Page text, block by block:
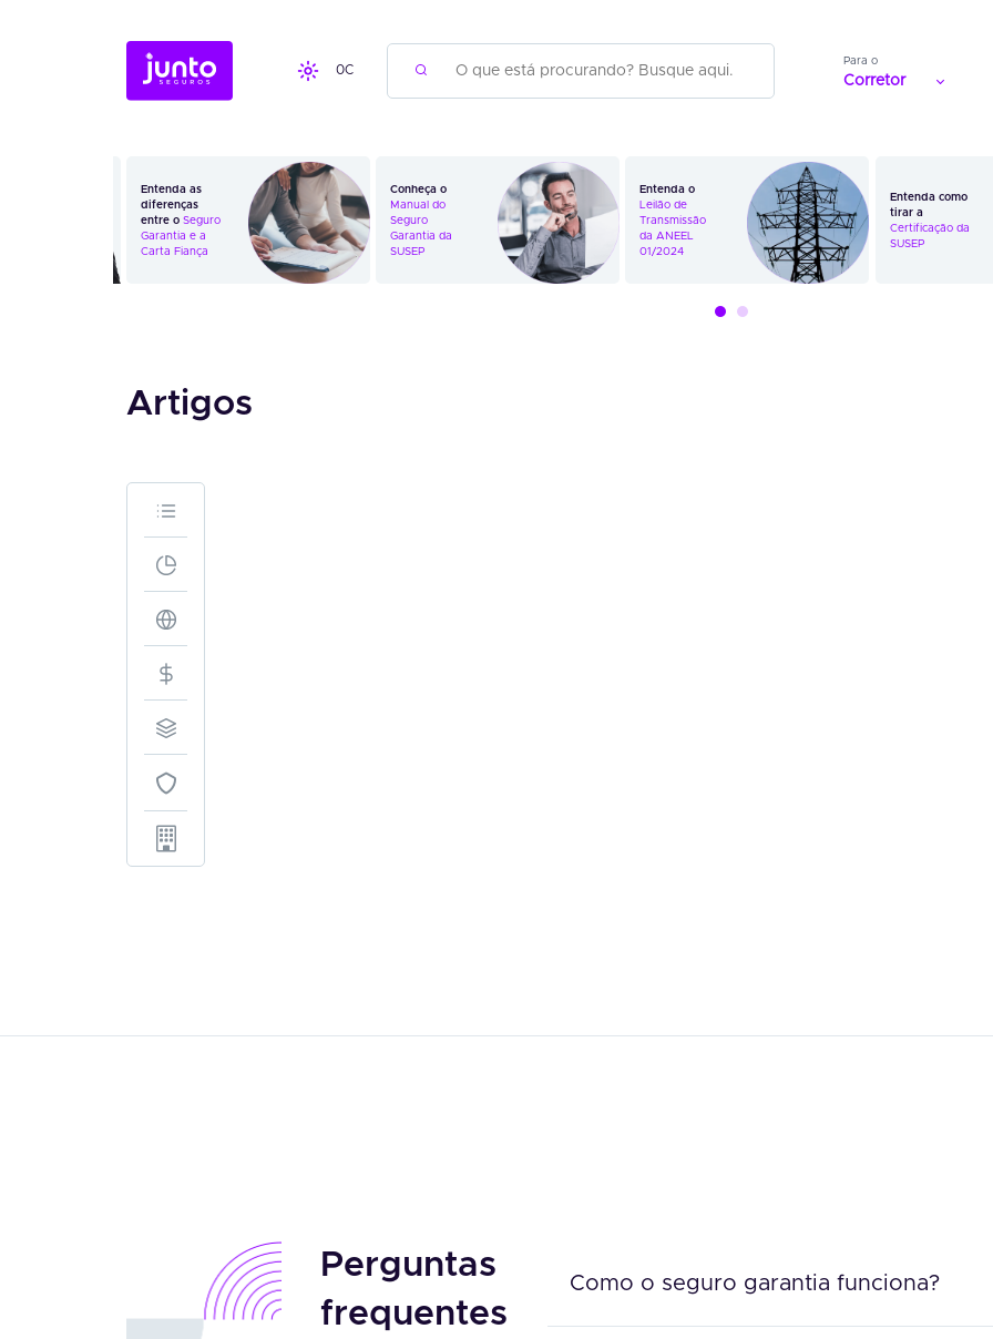
0C
Para o
Corretor
Entenda as
diferenças
entre o Seguro
Garantia e a
Carta Fiança
Conheça o
Manual do
Seguro
Garantia da
SUSEP
Entenda o
Leilão de
Transmissão
da ANEEL
01/2024
Entenda como
tirar a
Certificação da
SUSEP
Artigos
Perguntas
frequentes
Como o seguro garantia funciona?